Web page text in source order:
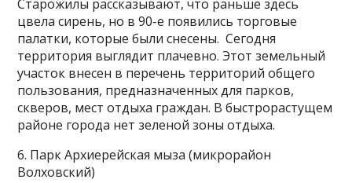
Старожилы рассказывают, что раньше здесь
цвела сирень, но в 90-е появились торговые
палатки, которые были снесены. Сегодня
территория выглядит плачевно. Этот земельный
участок внесен в перечень территорий общего
пользования, предназначенных для парков,
скверов, мест отдыха граждан. В быстрорастущем
районе города нет зеленой зоны отдыха.
6. Парк Архиерейская мыза (микрорайон
Волховский)